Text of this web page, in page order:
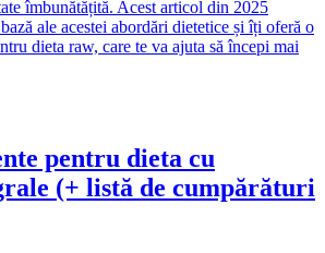
îmbunătățită. Acest articol din 2025
ale acestei abordări dietetice și îți oferă o
dieta raw, care te va ajuta să începi mai
pentru dieta cu
(+ listă de cumpărături